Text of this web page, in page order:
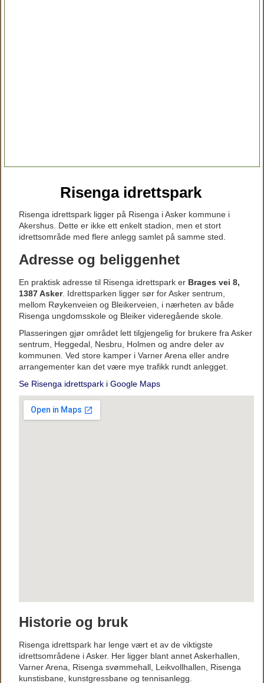
Risenga idrettspark
Risenga idrettspark ligger på Risenga i Asker kommune i
Akershus. Dette er ikke ett enkelt stadion, men et stort
idrettsområde med flere anlegg samlet på samme sted.
Adresse og beliggenhet
En praktisk adresse til Risenga idrettspark er Brages vei 8,
1387 Asker. Idrettsparken ligger sør for Asker sentrum,
mellom Røykenveien og Bleikerveien, i nærheten av både
Risenga ungdomsskole og Bleiker videregående skole.
Plasseringen gjør området lett tilgjengelig for brukere fra Asker
sentrum, Heggedal, Nesbru, Holmen og andre deler av
kommunen. Ved store kamper i Varner Arena eller andre
arrangementer kan det være mye trafikk rundt anlegget.
Se Risenga idrettspark i Google Maps
Historie og bruk
Risenga idrettspark har lenge vært et av de viktigste
idrettsområdene i Asker. Her ligger blant annet Askerhallen,
Varner Arena, Risenga svømmehall, Leikvollhallen, Risenga
kunstisbane, kunstgressbane og tennisanlegg.